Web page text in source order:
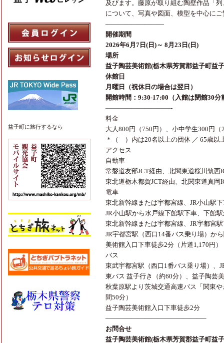
益子町 に旅行するなら
及びます。藤原が取り組む陶壁作品「
について、写真や図面、模型を中心に
—————————
開催期間
2026年6月7日(日)～ 8月23日(日)
場所
益子陶芸美術館(栃木県芳賀郡益子町益
休館日
月曜日（祝休日の場合は翌日）
開館時間：9:30-17:00（入館は閉館30分
——————————-
料金
大人800円（750円）、小中学生300円（
＊（ ）内は20名以上の団体 ／ 65歳以
アクセス
自動車
常磐道友部JCT経由、北関東道桜川筑西
東北道栃木都賀JCT経由、北関東道真岡
電車
東北新幹線または宇都宮線、JR小山駅
JR小山駅から水戸線下館駅下車、下館
東北新幹線または宇都宮線、JR宇都宮
JR宇都宮駅（西口14番バス乗り場）か
美術館入口下車徒歩2分（片道1,170円）
バス
東武宇都宮駅（西口1番バス乗り場）、
東バス 益子行き（約60分）、益子陶芸
秋葉原駅より茨城交通高速バス「関東
間50分）
益子陶芸美術館入口下車徒歩2分
———————————————–
お問合せ
益子陶芸美術館(栃木県芳賀郡益子町益